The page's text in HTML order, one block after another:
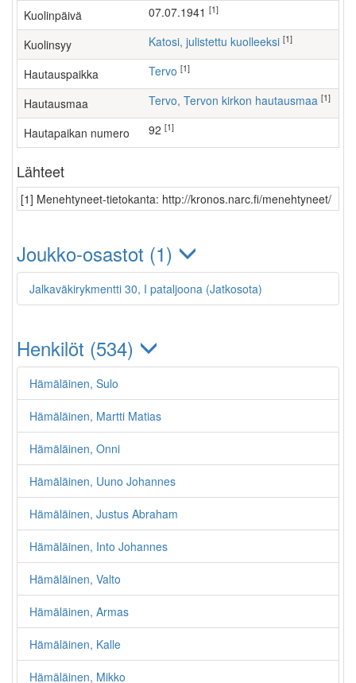
Kuolinpäivä 07.07.1941 [1]
Kuolinsyy Katosi, julistettu kuolleeksi [1]
Hautauspaikka Tervo [1]
Hautausmaa Tervo, Tervon kirkon hautausmaa [1]
Hautapaikan numero 92 [1]
Lähteet
[1] Menehtyneet-tietokanta: http://kronos.narc.fi/menehtyneet/
Joukko-osastot (1)
Jalkaväkirykmentti 30, I pataljoona (Jatkosota)
Henkilöt (534)
Hämäläinen, Sulo
Hämäläinen, Martti Matias
Hämäläinen, Onni
Hämäläinen, Uuno Johannes
Hämäläinen, Justus Abraham
Hämäläinen, Into Johannes
Hämäläinen, Valto
Hämäläinen, Armas
Hämäläinen, Kalle
Hämäläinen, Mikko